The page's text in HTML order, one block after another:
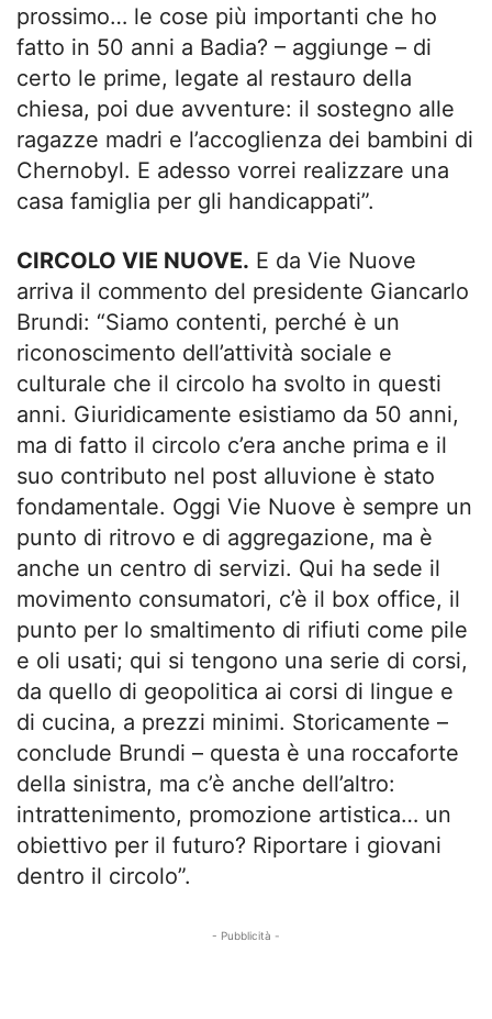
prossimo… le cose più importanti che ho
fatto in 50 anni a Badia? – aggiunge – di
certo le prime, legate al restauro della
chiesa, poi due avventure: il sostegno alle
ragazze madri e l’accoglienza dei bambini di
Chernobyl. E adesso vorrei realizzare una
casa famiglia per gli handicappati”.
CIRCOLO VIE NUOVE. E da Vie Nuove
arriva il commento del presidente Giancarlo
Brundi: “Siamo contenti, perché è un
riconoscimento dell’attività sociale e
culturale che il circolo ha svolto in questi
anni. Giuridicamente esistiamo da 50 anni,
ma di fatto il circolo c’era anche prima e il
suo contributo nel post alluvione è stato
fondamentale. Oggi Vie Nuove è sempre un
punto di ritrovo e di aggregazione, ma è
anche un centro di servizi. Qui ha sede il
movimento consumatori, c’è il box office, il
punto per lo smaltimento di rifiuti come pile
e oli usati; qui si tengono una serie di corsi,
da quello di geopolitica ai corsi di lingue e
di cucina, a prezzi minimi. Storicamente –
conclude Brundi – questa è una roccaforte
della sinistra, ma c’è anche dell’altro:
intrattenimento, promozione artistica… un
obiettivo per il futuro? Riportare i giovani
dentro il circolo”.
- Pubblicità -